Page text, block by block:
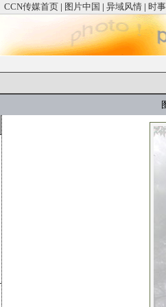
CCN传媒首页 | 图片中国 | 异域风情 | 时